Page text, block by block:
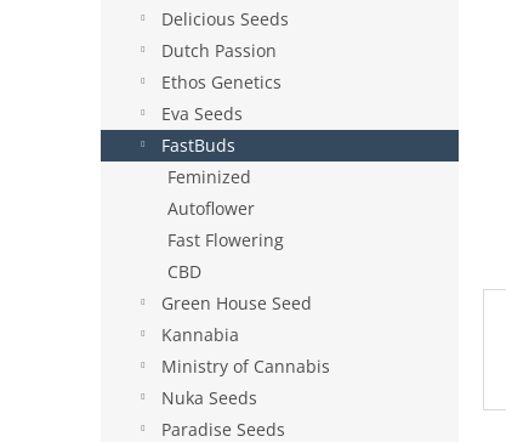
l
Delicious Seeds
Dutch Passion
Ethos Genetics
Eva Seeds
FastBuds
Feminized
Autoflower
Fast Flowering
CBD
Green House Seed
Kannabia
Ministry of Cannabis
Nuka Seeds
Paradise Seeds